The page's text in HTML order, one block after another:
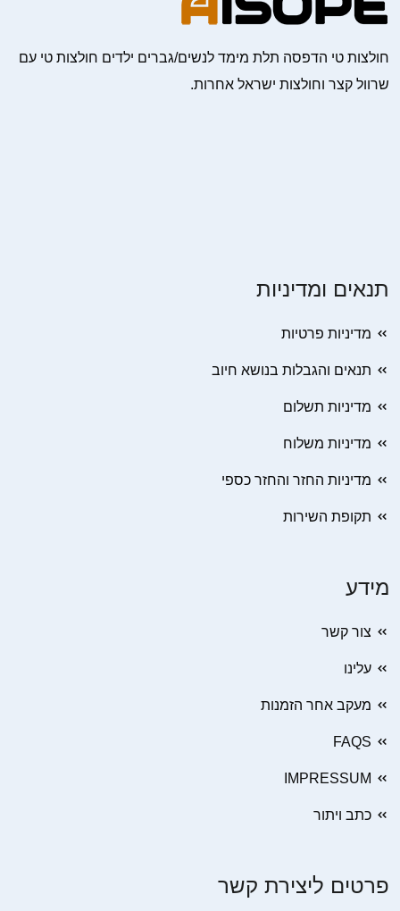
חולצות טי הדפסה תלת מימד לנשים/גברים ילדים חולצות טי עם
שרוול קצר וחולצות ישראל אחרות.
תנאים ומדיניות
מדיניות פרטיות
תנאים והגבלות בנושא חיוב
מדיניות תשלום
מדיניות משלוח
מדיניות החזר והחזר כספי
תקופת השירות
מידע
צור קשר
עלינו
מעקב אחר הזמנות
FAQS
IMPRESSUM
כתב ויתור
פרטים ליצירת קשר